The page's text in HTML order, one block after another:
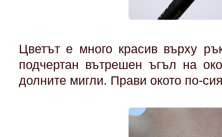
Цветът е много красив върху
подчертан вътрешен ъгъл на
долните мигли. Прави окото по-